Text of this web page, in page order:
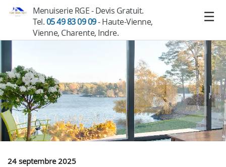
Menuiserie RGE - Devis Gratuit.
Tel.05 49 83 09 09- Haute-Vienne,
Vienne, Charente, Indre.
24 septembre 2025